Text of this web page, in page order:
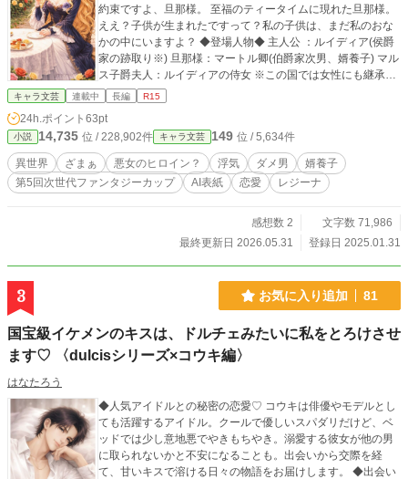
約束ですよ、旦那様。 至福のティータイムに現れた旦那様。
ええ？子供が生まれたですって？私の子供は、まだ私のおな
かの中にいますよ？ ◆登場人物◆ 主人公 ：ルイディア(侯爵
家の跡取り※) 旦那様：マートル卿(伯爵家次男、婿養子) マル
ス子爵夫人：ルイディアの侍女 ※この国では女性にも継承権
有り、爵位の生前譲渡も有りの設定です 〈お願い〉 いいな思
ます。 皆様からの反応が、執筆の原動力です。
キャラ文芸 連載中 長編 R15
24h.ポイント 63pt
小説 14,735 位 / 228,902件 キャラ文芸 149 位 / 5,634件
異世界 ざまぁ 悪女のヒロイン？ 浮気 ダメ男
婿養子
第5回次世代ファンタジーカップ
AI表紙 恋愛 レジーナ
感想数 2
文字数 71,986
最終更新日 2026.05.31
登録日 2025.01.31
3 お気に入り追加 81
国宝級イケメンのキスは、ドルチェみたいに私をとろけさせ
ます♡ 〈dulcisシリーズ×コウキ編〉
はなたろう
◆人気アイドルとの秘密の恋愛♡ コウキは俳優やモデルとし
ても活躍するアイドル。クールで優しいスパダリだけど、ベ
ッドでは少し意地悪でやきもちやき。溺愛する彼女が他の男
に取られないかと不安になることも。出会いから交際を経
て、甘いキスで溶ける日々の物語をお届けします。 ◆出会い